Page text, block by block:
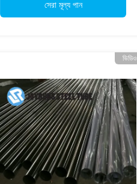
সেরা মূল্য পান
ভিডিও